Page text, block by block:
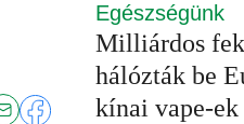
Egészségünk
Milliárdos
hálózták be
kínai vape-ek